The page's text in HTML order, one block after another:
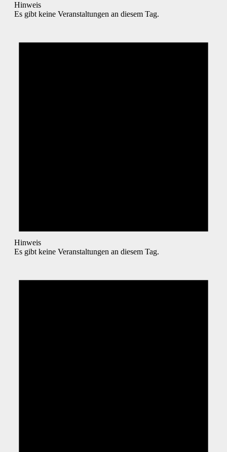
Hinweis
Es gibt keine Veranstaltungen an diesem Tag.
Hinweis
Es gibt keine Veranstaltungen an diesem Tag.